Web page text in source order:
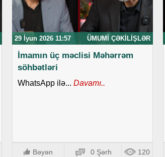
29 İyun 2026 11:57 ÜMUMI ÇƏKILIŞLƏR
İmamın üç məclisi Məhərrəm
söhbətləri
WhatsApp ilə... Davamı..
Bəyən 0 Şərh 120